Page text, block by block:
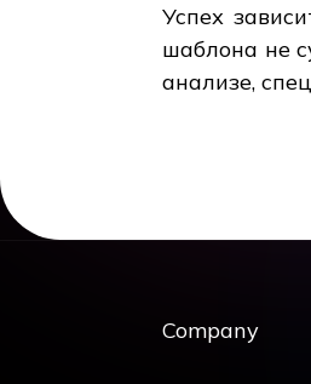
Успех
шаблона не
анализе,
Company